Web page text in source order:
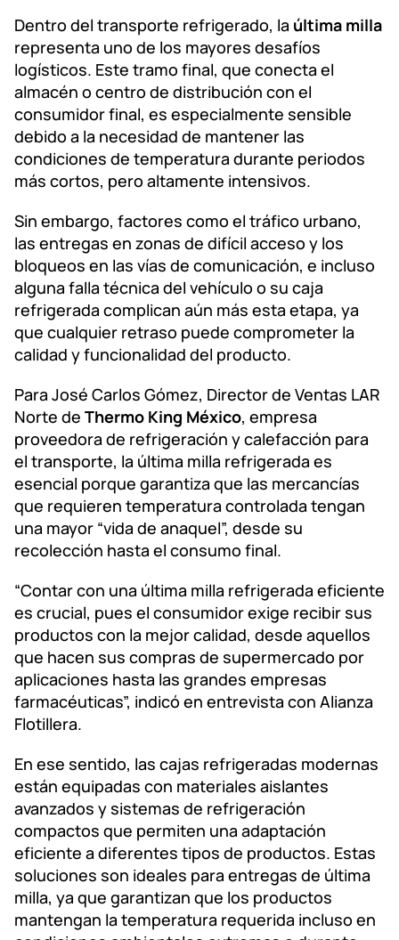
Dentro del transporte refrigerado, la última milla
representa uno de los mayores desafíos
logísticos. Este tramo final, que conecta el
almacén o centro de distribución con el
consumidor final, es especialmente sensible
debido a la necesidad de mantener las
condiciones de temperatura durante periodos
más cortos, pero altamente intensivos.
Sin embargo, factores como el tráfico urbano,
las entregas en zonas de difícil acceso y los
bloqueos en las vías de comunicación, e incluso
alguna falla técnica del vehículo o su caja
refrigerada complican aún más esta etapa, ya
que cualquier retraso puede comprometer la
calidad y funcionalidad del producto.
Para José Carlos Gómez, Director de Ventas LAR
Norte de Thermo King México, empresa
proveedora de refrigeración y calefacción para
el transporte, la última milla refrigerada es
esencial porque garantiza que las mercancías
que requieren temperatura controlada tengan
una mayor “vida de anaquel”, desde su
recolección hasta el consumo final.
“Contar con una última milla refrigerada eficiente
es crucial, pues el consumidor exige recibir sus
productos con la mejor calidad, desde aquellos
que hacen sus compras de supermercado por
aplicaciones hasta las grandes empresas
farmacéuticas”, indicó en entrevista con Alianza
Flotillera.
En ese sentido, las cajas refrigeradas modernas
están equipadas con materiales aislantes
avanzados y sistemas de refrigeración
compactos que permiten una adaptación
eficiente a diferentes tipos de productos. Estas
soluciones son ideales para entregas de última
milla, ya que garantizan que los productos
mantengan la temperatura requerida incluso en